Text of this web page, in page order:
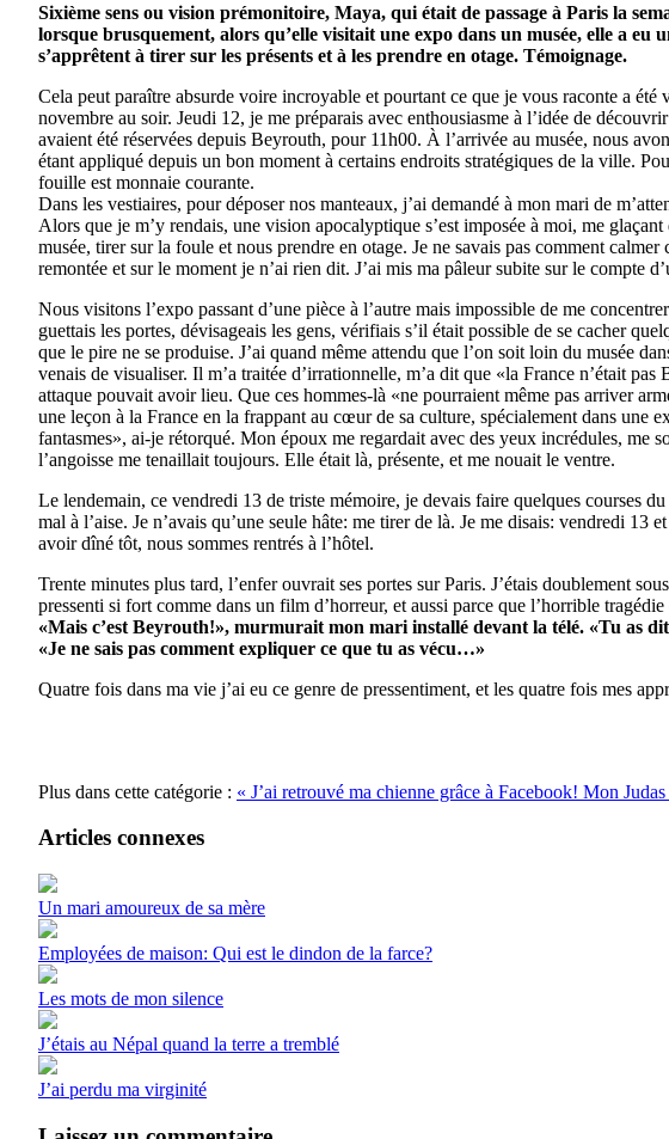
Sixième sens ou vision prémonitoire, Maya, qui était de passage à Paris la
lorsque brusquement, alors qu’elle visitait une expo dans un musée, elle a eu
s’apprêtent à tirer sur les présents et à les prendre en otage. Témoignage.
Cela peut paraître absurde voire incroyable et pourtant ce que je vous raconte a été
novembre au soir. Jeudi 12, je me préparais avec enthousiasme à l’idée de
avaient été réservées depuis Beyrouth, pour 11h00. À l’arrivée au musée, nous
étant appliqué depuis un bon moment à certains endroits stratégiques de la ville.
fouille est monnaie courante.
Dans les vestiaires, pour déposer nos manteaux, j’ai demandé à mon mari de
Alors que je m’y rendais, une vision apocalyptique s’est imposée à moi, me
musée, tirer sur la foule et nous prendre en otage. Je ne savais pas comment
remontée et sur le moment je n’ai rien dit. J’ai mis ma pâleur subite sur le compte
Nous visitons l’expo passant d’une pièce à l’autre mais impossible de me
guettais les portes, dévisageais les gens, vérifiais s’il était possible de se cacher
que le pire ne se produise. J’ai quand même attendu que l’on soit loin du musée
venais de visualiser. Il m’a traitée d’irrationnelle, m’a dit que «la France n’était
attaque pouvait avoir lieu. Que ces hommes-là «ne pourraient même pas arriver
une leçon à la France en la frappant au cœur de sa culture, spécialement dans une
fantasmes», ai-je rétorqué. Mon époux me regardait avec des yeux incrédules, me
l’angoisse me tenaillait toujours. Elle était là, présente, et me nouait le ventre.
Le lendemain, ce vendredi 13 de triste mémoire, je devais faire quelques courses
mal à l’aise. Je n’avais qu’une seule hâte: me tirer de là. Je me disais: vendredi
avoir dîné tôt, nous sommes rentrés à l’hôtel.
Trente minutes plus tard, l’enfer ouvrait ses portes sur Paris. J’étais doublement
pressenti si fort comme dans un film d’horreur, et aussi parce que l’horrible
«Mais c’est Beyrouth!», murmurait mon mari installé devant la télé. «Tu as
«Je ne sais pas comment expliquer ce que tu as vécu…»
Quatre fois dans ma vie j’ai eu ce genre de pressentiment, et les quatre fois mes
Plus dans cette catégorie : « J’ai retrouvé ma chienne grâce à Facebook! Mon Judas
Articles connexes
Un mari amoureux de sa mère
Employées de maison: Qui est le dindon de la farce?
Les mots de mon silence
J’étais au Népal quand la terre a tremblé
J’ai perdu ma virginité